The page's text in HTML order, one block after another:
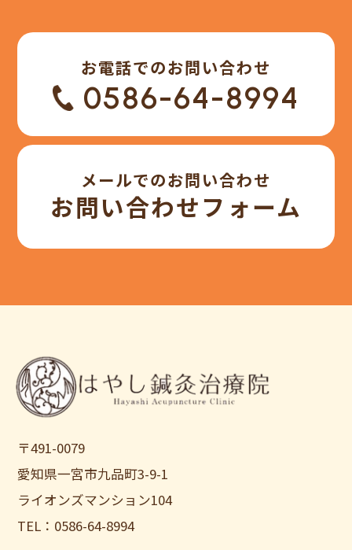
お電話でのお問い合わせ
0586-64-8994
メールでのお問い合わせ
お問い合わせフォーム
〒491-0079
愛知県一宮市九品町3-9-1
ライオンズマンション104
TEL：0586-64-8994